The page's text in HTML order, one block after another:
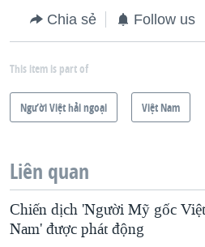
Chia sẻ Follow us
This item is part of
Người Việt hải ngoại Việt Nam
Liên quan
Chiến dịch 'Người Mỹ gốc
Nam' được phát động